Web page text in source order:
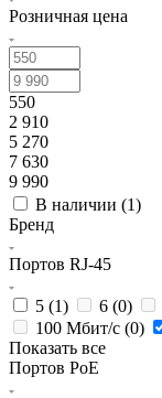
Розничная цена
550
2 910
5 270
7 630
9 990
В наличии (1)
Бренд
Портов RJ-45
5 (1) 6 (0)
100 Мбит/с (0)
Показать все
Портов PoE